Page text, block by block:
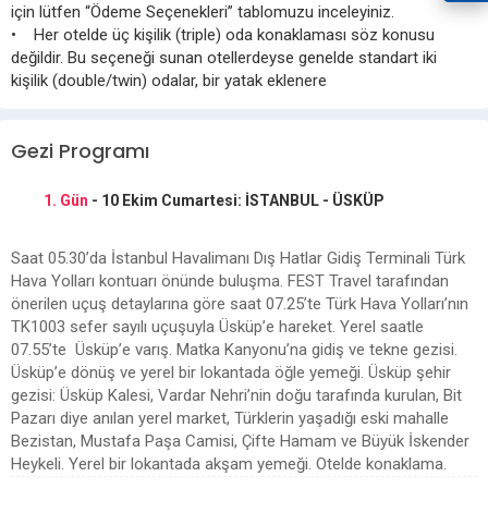
için lütfen “Ödeme Seçenekleri” tablomuzu inceleyiniz.
• Her otelde üç kişilik (triple) oda konaklaması söz konusu
değildir. Bu seçeneği sunan otellerdeyse genelde standart iki
kişilik (double/twin) odalar, bir yatak eklenere
Gezi Programı
1. Gün - 10 Ekim Cumartesi: İSTANBUL - ÜSKÜP
Saat 05.30’da İstanbul Havalimanı Dış Hatlar Gidiş Terminali Türk
Hava Yolları kontuarı önünde buluşma. FEST Travel tarafından
önerilen uçuş detaylarına göre saat 07.25’te Türk Hava Yolları’nın
TK1003 sefer sayılı uçuşuyla Üsküp’e hareket. Yerel saatle
07.55’te Üsküp’e varış. Matka Kanyonu’na gidiş ve tekne gezisi.
Üsküp’e dönüş ve yerel bir lokantada öğle yemeği. Üsküp şehir
gezisi: Üsküp Kalesi, Vardar Nehri’nin doğu tarafında kurulan, Bit
Pazarı diye anılan yerel market, Türklerin yaşadığı eski mahalle
Bezistan, Mustafa Paşa Camisi, Çifte Hamam ve Büyük İskender
Heykeli. Yerel bir lokantada akşam yemeği. Otelde konaklama.